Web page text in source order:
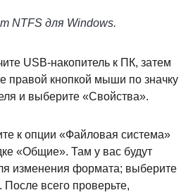
NTFS для Windows.
USB-накопитель к ПК, затем
правой кнопкой мыши по значку
и выберите «Свойства».
к опции «Файловая система»
«Общие». Там у вас будут
изменения формата; выберите
После всего проверьте,